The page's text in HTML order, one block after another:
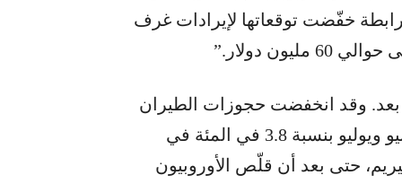
خفّضت توقعاتها لإيرادات غرف
بعد. وقد انخفضت حجوزات الطيران
من أوروبا إلى معظم المدن المضيفة لشهري يونيو ويوليو بنسبة 3.8 في المئة في
حتى بعد أن قلّص الأوروبيون